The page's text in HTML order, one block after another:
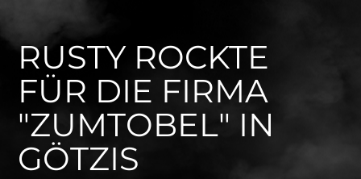
RUSTY ROCKTE
FÜR DIE FIRMA
"ZUMTOBEL" IN
GÖTZIS